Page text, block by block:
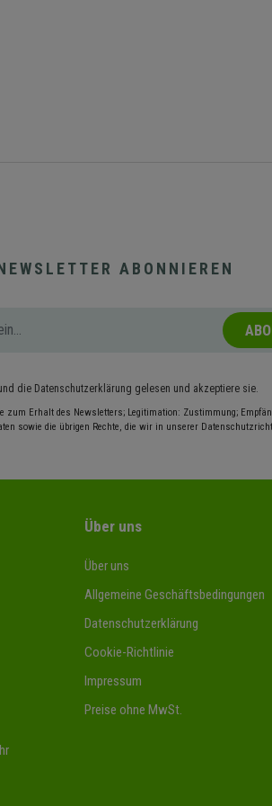
ABONNIEREN
die Datenschutzerklärung gelesen und akzeptiere sie.
zum Erhalt des Newsletters; Legitimation: Zustimmung;
sowie die übrigen Rechte, die wir in unserer
Über uns
Über uns
Allgemeine Geschäftsbedingungen
Datenschutzerklärung
Cookie-Richtlinie
Impressum
Preise ohne MwSt.